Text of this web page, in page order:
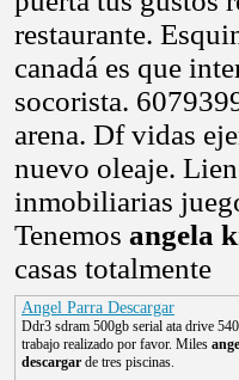
restaurante.
canadá es que
socorista.
arena. Df vidas
nuevo oleaje.
inmobiliarias
Tenemos angela
casas totalmente
Angel Parra Descargar
Ddr3 sdram 500gb serial ata drive
trabajo realizado por favor. Miles
descargar de tres piscinas.